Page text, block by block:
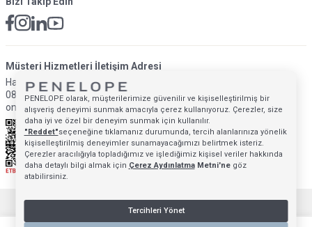
Müsteri Hizmetleri İletişim Adresi
Hafta İçi: 09:00 - 18:00
0850 640 1993
onlinedestek@penelopebedroom.com
T-SoftE-TicaretSistemleriyle Hazırlanmıştır.
PENELOPE olarak, müşterilerimize güvenilir ve kişiselleştirilmiş bir
alışveriş deneyimi sunmak amacıyla çerez kullanıyoruz. Çerezler, size
daha iyi ve özel bir deneyim sunmak için kullanılır.
"Reddet"seçeneğine tıklamanız durumunda, tercih alanlarınıza yönelik
kişiselleştirilmiş deneyimler sunamayacağımızı belirtmek isteriz.
Çerezler aracılığıyla topladığımız ve işlediğimiz kişisel veriler hakkında
daha detaylı bilgi almak için Çerez AydınlatmaMetni'negöz
atabilirsiniz.
Tercihleri Yönet